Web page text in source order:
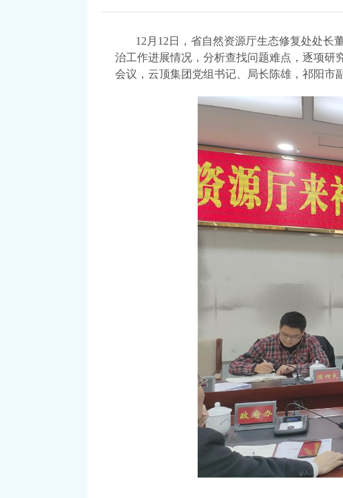
12月12日， 省自然资源厅生态修复处处长
治工作进展情况，分析查找问题难点，逐项研
会议，云顶集团党组书记、局长陈雄，祁阳市